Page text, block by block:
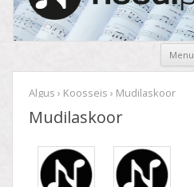
Menu
Algus › Koosseis › Mudilaskoor
Mudilaskoor